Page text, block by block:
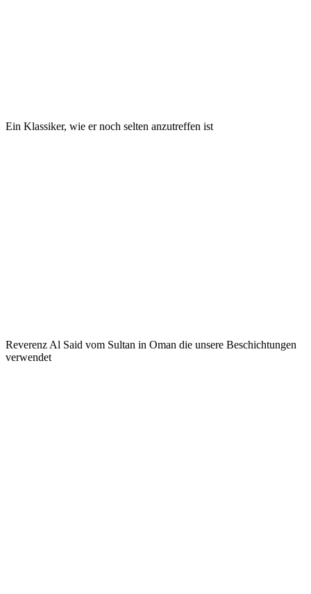
Ein Klassiker, wie er noch selten anzutreffen ist
Reverenz Al Said vom Sultan in Oman die unsere Beschichtungen
verwendet